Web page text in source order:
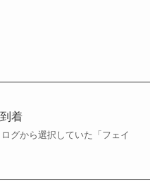
着
グから選択していた「フェイ